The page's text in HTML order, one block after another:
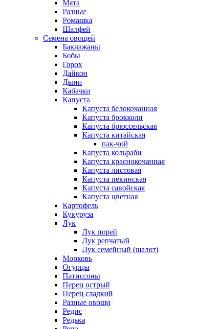
Мята
Разные
Ромашка
Шалфей
Семена овощей
Баклажаны
Бобы
Горох
Дайкон
Дыни
Кабачки
Капуста
Капуста белокочанная
Капуста брокколи
Капуста брюссельская
Капуста китайская
пак-чой
Капуста кольраби
Капуста краснокочанная
Капуста листовая
Капуста пекинская
Капуста савойская
Капуста цветная
Картофель
Кукуруза
Лук
Лук порей
Лук репчатый
Лук семейный (шалот)
Морковь
Огурцы
Патиссоны
Перец острый
Перец сладкий
Разные овощи
Редис
Редька